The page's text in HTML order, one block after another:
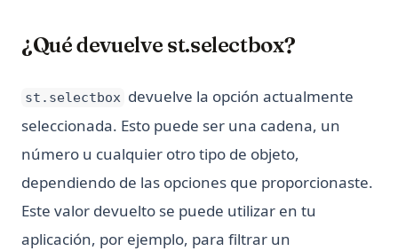
¿Qué devuelve st.selectbox?
st.selectbox devuelve la opción actualmente
seleccionada. Esto puede ser una cadena, un
número u cualquier otro tipo de objeto,
dependiendo de las opciones que proporcionaste.
Este valor devuelto se puede utilizar en tu
aplicación, por ejemplo, para filtrar un